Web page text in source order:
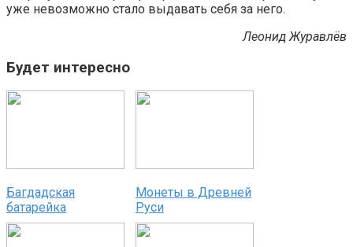
уже невозможно стало выдавать себя за него.
Леонид Журавлёв
Будет интересно
Багдадская
батарейка
Монеты в Древней
Руси